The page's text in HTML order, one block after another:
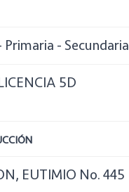
Primaria -
5D
EUTIMIO No. 445